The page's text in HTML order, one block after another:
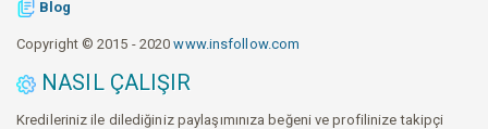
Blog
Copyright © 2015 - 2020www.insfollow.com
NASIL ÇALIŞIR
Kredileriniz ile dilediğiniz paylaşımınıza beğeni ve profilinize takipçi